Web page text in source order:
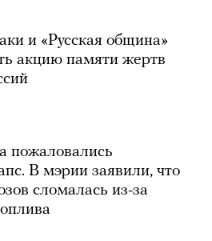
и «Русская община»
акцию памяти жертв
пожаловались
В мэрии заявили, что
сломалась из-за